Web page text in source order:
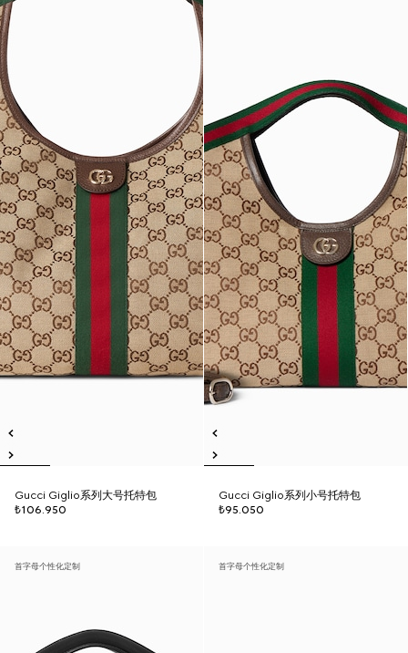
Gucci Giglio系列大号托特包
₺106.950
Gucci Giglio系列小号托特包
₺95.050
首字母个性化定制 首字母个性化定制